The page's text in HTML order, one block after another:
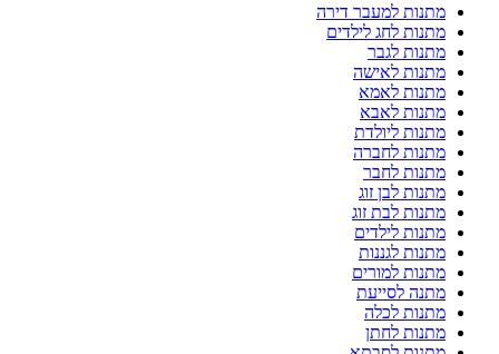
מתנות למעבר דירה
מתנות לחג לילדים
מתנות לגבר
מתנות לאישה
מתנות לאמא
מתנות לאבא
מתנות ליולדת
מתנות לחברה
מתנות לחבר
מתנות לבן זוג
מתנות לבת זוג
מתנות לילדים
מתנות לגננות
מתנות למורים
מתנה לסייעת
מתנות לכלה
מתנות לחתן